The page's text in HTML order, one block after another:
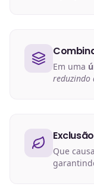
Em uma
reduzindo
Que